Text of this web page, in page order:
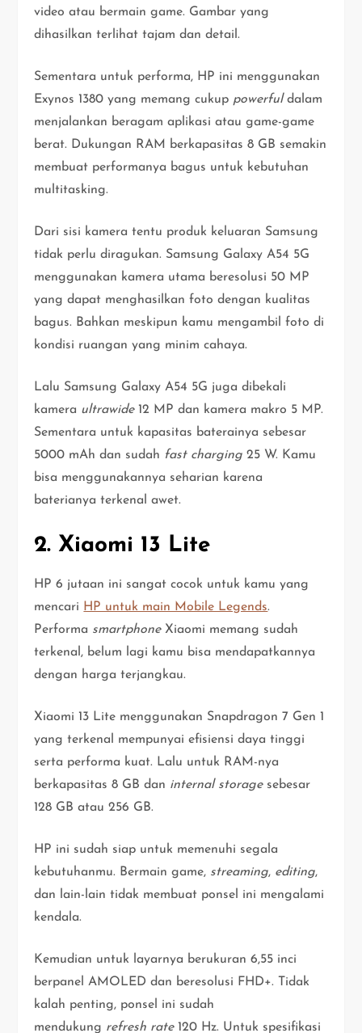
video atau bermain game. Gambar yang
dihasilkan terlihat tajam dan detail.
Sementara untuk performa, HP ini menggunakan
Exynos 1380 yang memang cukup powerfuldalam
menjalankan beragam aplikasi atau game-game
berat. Dukungan RAM berkapasitas 8 GB semakin
membuat performanya bagus untuk kebutuhan
multitasking.
Dari sisi kamera tentu produk keluaran Samsung
tidak perlu diragukan. Samsung Galaxy A54 5G
menggunakan kamera utama beresolusi 50 MP
yang dapat menghasilkan foto dengan kualitas
bagus. Bahkan meskipun kamu mengambil foto di
kondisi ruangan yang minim cahaya.
Lalu Samsung Galaxy A54 5G juga dibekali
kamera ultrawide12 MP dan kamera makro 5 MP.
Sementara untuk kapasitas baterainya sebesar
5000 mAh dan sudah fast charging 25 W. Kamu
bisa menggunakannya seharian karena
baterianya terkenal awet.
2. Xiaomi 13 Lite
HP 6 jutaan ini sangat cocok untuk kamu yang
mencari HP untuk main Mobile Legends.
Performa smartphoneXiaomi memang sudah
terkenal, belum lagi kamu bisa mendapatkannya
dengan harga terjangkau.
Xiaomi 13 Lite menggunakan Snapdragon 7 Gen 1
yang terkenal mempunyai efisiensi daya tinggi
serta performa kuat. Lalu untuk RAM-nya
berkapasitas 8 GB dan internal storagesebesar
128 GB atau 256 GB.
HP ini sudah siap untuk memenuhi segala
kebutuhanmu. Bermain game, streaming, editing,
dan lain-lain tidak membuat ponsel ini mengalami
kendala.
Kemudian untuk layarnya berukuran 6,55 inci
berpanel AMOLED dan beresolusi FHD+. Tidak
kalah penting, ponsel ini sudah
mendukung refresh rate120 Hz. Untuk spesifikasi